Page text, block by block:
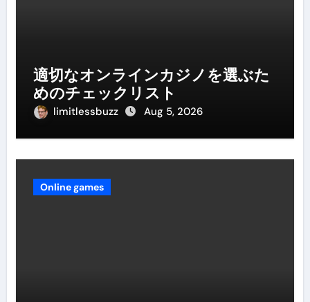
適切なオンラインカジノを選ぶた
めのチェックリスト
limitlessbuzz Aug 5, 2026
Online games